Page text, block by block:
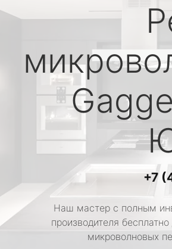
+7
Наш мастер с полным
производителя
микроволновых